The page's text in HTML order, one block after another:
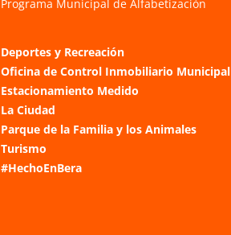
Programa Municipal de Alfabetización
Deportes y Recreación
Oficina de Control Inmobiliario Municipal
Estacionamiento Medido
La Ciudad
Parque de la Familia y los Animales
Turismo
#HechoEnBera